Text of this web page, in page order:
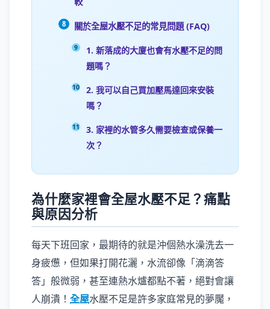
關於全屋水壓不足的常見問題 (FAQ)
1. 新落成的大廈也會有水壓不足的問
題嗎？
2. 我可以自己買加壓馬達回來安裝
嗎？
3. 家裡的水管多久需要檢查或保養一
次？
為什麼家裡會全屋水壓不足？痛點
與原因分析
每天下班回家，最期待的就是沖個熱水澡洗去一
身疲憊，但如果打開花灑，水流卻像「滴滴答
答」般微弱，甚至連熱水爐都點不著，絕對會讓
人崩潰！ 全屋水壓不足是許多家庭常見的夢魘，